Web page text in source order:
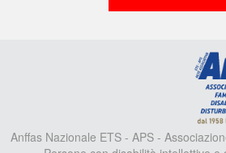
Anffas Nazionale ETS - APS -